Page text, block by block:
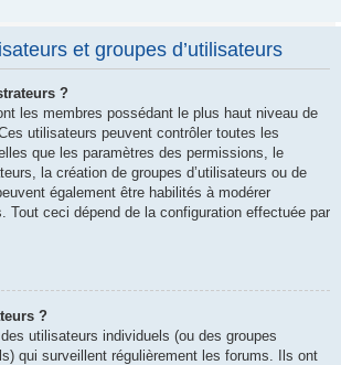
et groupes d’utilisateurs
?
les membres possédant le plus haut niveau de
utilisateurs peuvent contrôler toutes les
que les paramètres des permissions, le
la création de groupes d’utilisateurs ou de
également être habilités à modérer
Tout ceci dépend de la configuration effectuée par
?
utilisateurs individuels (ou des groupes
qui surveillent régulièrement les forums. Ils ont